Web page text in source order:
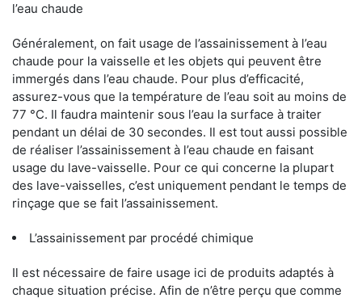
l’eau chaude
Généralement, on fait usage de l’assainissement à l’eau
chaude pour la vaisselle et les objets qui peuvent être
immergés dans l’eau chaude. Pour plus d’efficacité,
assurez-vous que la température de l’eau soit au moins de
77 °C. Il faudra maintenir sous l’eau la surface à traiter
pendant un délai de 30 secondes. Il est tout aussi possible
de réaliser l’assainissement à l’eau chaude en faisant
usage du lave-vaisselle. Pour ce qui concerne la plupart
des lave-vaisselles, c’est uniquement pendant le temps de
rinçage que se fait l’assainissement.
L’assainissement par procédé chimique
Il est nécessaire de faire usage ici de produits adaptés à
chaque situation précise. Afin de n’être perçu que comme